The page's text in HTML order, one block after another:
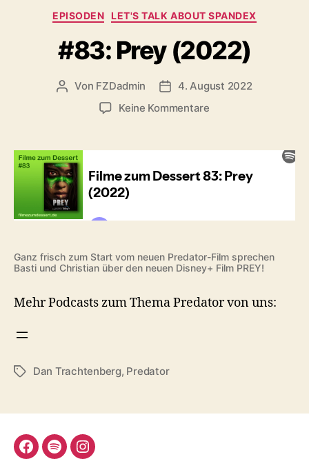
Kategorien
EPISODEN LET'S TALK ABOUT SPANDEX
#83: Prey (2022)
Beitragsautor
Von FZDadmin Veröffentlichungsdatum
4. August 2022
Keine Kommentarezu
(2022)
Ganz frisch zum Start vom neuen Predator-Film sprechen
Basti und Christian über den neuen Disney+ Film PREY!
Mehr Podcasts zum Thema Predator von uns:
Schlagwörter
Dan Trachtenberg, Predator
Facebook
SpotifyInstagram